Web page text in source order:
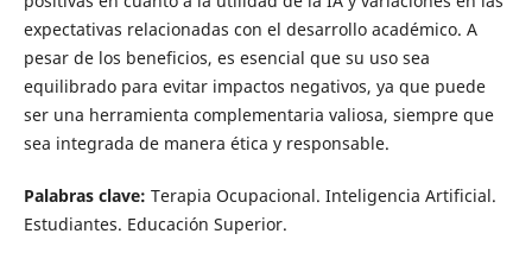
expectativas relacionadas con el desarrollo académico. A
pesar de los beneficios, es esencial que su uso sea
equilibrado para evitar impactos negativos, ya que puede
ser una herramienta complementaria valiosa, siempre que
sea integrada de manera ética y responsable.
Palabras clave: Terapia Ocupacional. Inteligencia Artificial.
Estudiantes. Educación Superior.